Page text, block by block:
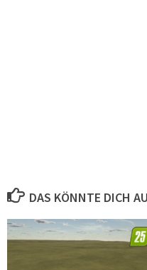
DAS KÖNNTE DICH